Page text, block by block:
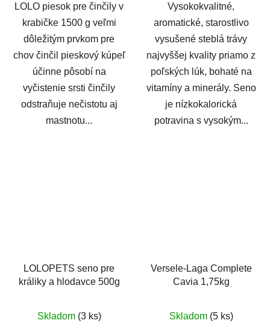
LOLO piesok pre činčily v
krabičke 1500 g veľmi
dôležitým prvkom pre
chov činčil pieskový kúpeľ
účinne pôsobí na
vyčistenie srsti činčily
odstraňuje nečistotu aj
mastnotu...
Vysokokvalitné,
aromatické, starostlivo
vysušené steblá trávy
najvyššej kvality priamo z
poľských lúk, bohaté na
vitamíny a minerály. Seno
je nízkokalorická
potravina s vysokým...
LOLOPETS seno pre
králiky a hlodavce 500g
Skladom (3 ks)
Versele-Laga Complete
Cavia 1,75kg
Skladom (5 ks)